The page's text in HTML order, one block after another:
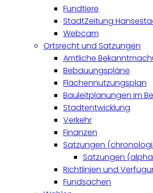
Fundtiere
StadtZeitung
Webcam
Ortsrecht und Satzungen
Amtliche
Bebauungspläne
Flächennutzungsplan
Bauleitplanungen im
Stadtentwicklung
Verkehr
Finanzen
Satzungen
Satzungen
Richtlinien und
Fundsachen